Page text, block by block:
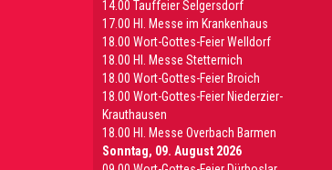
14.00 Tauffeier Selgersdorf
17.00 Hl. Messe im Krankenhaus
18.00 Wort-Gottes-Feier Welldorf
18.00 Hl. Messe Stetternich
18.00 Wort-Gottes-Feier Broich
18.00 Wort-Gottes-Feier Niederzier-
Krauthausen
18.00 Hl. Messe Overbach Barmen
Sonntag, 09. August 2026